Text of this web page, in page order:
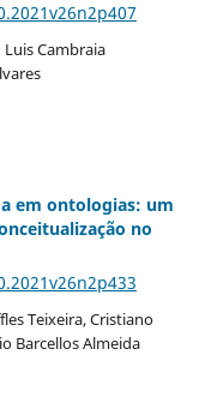
Cambraia
em ontologias: um
no
Teixeira, Cristiano
Barcellos Almeida